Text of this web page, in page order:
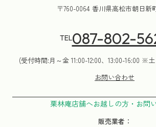
〒760-0064 香川県高松市朝日新
TEL087-802-
(受付時間:月～金 11:00-12:00、13:00-16:00 ※
お問い合わせ
栗林庵店舗へお越しの方・お問
販売業者：